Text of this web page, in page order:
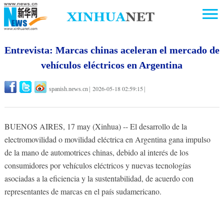
Entrevista: Marcas chinas aceleran el mercado de
vehículos eléctricos en Argentina
spanish.news.cn 2026-05-18 02:59:15
BUENOS AIRES, 17 may (Xinhua) -- El desarrollo de la
electromovilidad o movilidad eléctrica en Argentina gana impulso
de la mano de automotrices chinas, debido al interés de los
consumidores por vehículos eléctricos y nuevas tecnologías
asociadas a la eficiencia y la sustentabilidad, de acuerdo con
representantes de marcas en el país sudamericano.